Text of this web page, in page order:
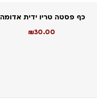
כף פסטה טריו ידית אדומה
30.00
₪